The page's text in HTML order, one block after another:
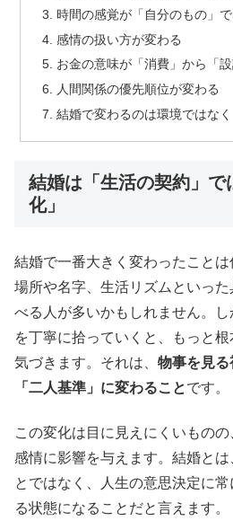
時間の感覚が「自分のもの」
感情の扱い方が変わる
お金の意味が「消費」から「
人間関係の優先順位が変わる
結婚で変わるのは環境ではなく
結婚は「生活の契約」で
化」
結婚で一番大きく変わったこと
場所や名字、生活リズムといっ
べる人が多いかもしれません。
を丁寧に拾っていくと、もっと
気づきます。それは、 物事を見る
「二人基準」に変わることです。
この変化は目に見えにくいもの
感情に影響を与えます。結婚と
とではなく、人生の意思決定に
る状態になることだと言えます。